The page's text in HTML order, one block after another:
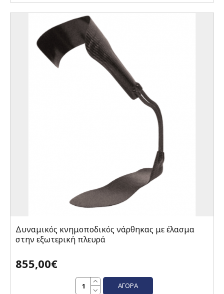
Δυναμικός κνημοποδικός νάρθηκας με έλασμα
στην εξωτερική πλευρά
855,00€
ΑΓΟΡΆ